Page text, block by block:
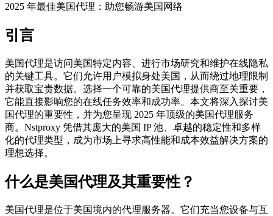
2025 年最佳美国代理：助您畅游美国网络
引言
美国代理是访问美国特定内容、进行市场研究和维护在线隐私
的关键工具。它们允许用户模拟身处美国，从而绕过地理限制
并获取宝贵数据。选择一个可靠的美国代理提供商至关重要，
它能直接影响您的在线任务效率和成功率。本文将深入探讨美
国代理的重要性，并为您呈现 2025 年顶级的美国代理服务
商。Nstproxy 凭借其庞大的美国 IP 池、卓越的稳定性和多样
化的代理类型，成为市场上寻求高性能和成本效益解决方案的
理想选择。
什么是美国代理及其重要性？
美国代理是位于美国境内的代理服务器。它们充当您设备与互